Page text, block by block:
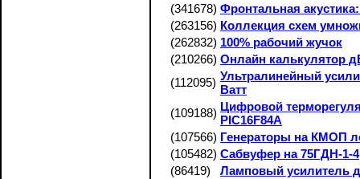
(341678) Фронтальная
(263156) Коллекция схем
(262832) 100% рабочий жучок
(210266) Онлайн калькулятор
(112095) Ультралинейный
Ватт
(109188) Цифровой
PIC16F84A
(107566) Генераторы на КМОП
(105482) Сабвуфер на 75ГДН-1-4
(86419)
Ламповый усилитель